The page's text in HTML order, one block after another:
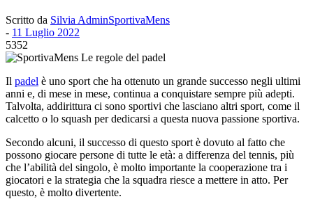
Scritto da Silvia AdminSportivaMens
- 11 Luglio 2022
5352
Il padel è uno sport che ha ottenuto un grande successo negli ultimi
anni e, di mese in mese, continua a conquistare sempre più adepti.
Talvolta, addirittura ci sono sportivi che lasciano altri sport, come il
calcetto o lo squash per dedicarsi a questa nuova passione sportiva.
Secondo alcuni, il successo di questo sport è dovuto al fatto che
possono giocare persone di tutte le età: a differenza del tennis, più
che l’abilità del singolo, è molto importante la cooperazione tra i
giocatori e la strategia che la squadra riesce a mettere in atto. Per
questo, è molto divertente.